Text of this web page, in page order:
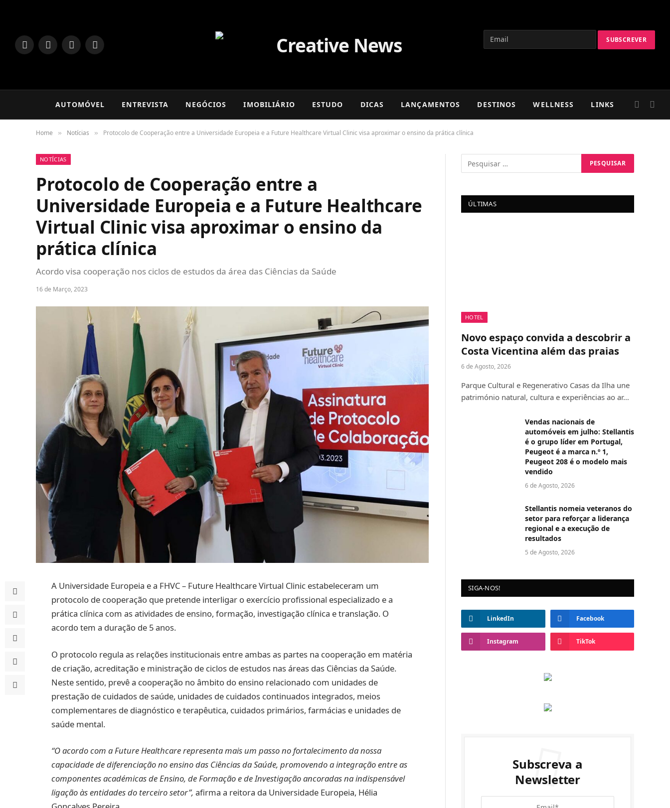
LinkedInFacebookInstagram
TikTok
AUTOMÓVEL ENTREVISTA NEGÓCIOS IMOBILIÁRIO ESTUDO DICAS LANÇAMENTOS DESTINOS WELLNESS LINKS
Home » Notícias » Protocolo de Cooperação entre a Universidade Europeia e a Future Healthcare Virtual Clinic visa aproximar o ensino da prática clínica
NOTÍCIAS
Protocolo de Cooperação entre a
Universidade Europeia e a Future Healthcare
Virtual Clinic visa aproximar o ensino da
prática clínica
Acordo visa cooperação nos ciclos de estudos da área das Ciências da Saúde
16 de Março, 2023
A Universidade Europeia e a FHVC – Future Healthcare Virtual Clinic estabeleceram um
protocolo de cooperação que pretende interligar o exercício profissional especializado e a
prática clínica com as atividades de ensino, formação, investigação clínica e translação. O
acordo tem a duração de 5 anos.
O protocolo regula as relações institucionais entre ambas as partes na cooperação em matéria
de criação, acreditação e ministração de ciclos de estudos nas áreas das Ciências da Saúde.
Neste sentido, prevê a cooperação no âmbito do ensino relacionado com unidades de
prestação de cuidados de saúde, unidades de cuidados continuados integrados, meios
complementares de diagnóstico e terapêutica, cuidados primários, farmácias e unidades de
saúde mental.
“O acordo com a Future Healthcare representa mais um passo no fortalecimento da nossa
capacidade de diferenciação no ensino das Ciências da Saúde, promovendo a integração entre as
componentes académicas de Ensino, de Formação e de Investigação ancoradas na indispensável
ligação às entidades do terceiro setor”, afirma a reitora da Universidade Europeia, Hélia
ÚLTIMAS
HOTEL
Novo espaço convida a descobrir a
Costa Vicentina além das praias
6 de Agosto, 2026
Parque Cultural e Regenerativo Casas da Ilha une
património natural, cultura e experiências ao ar…
Vendas nacionais de
automóveis em julho: Stellantis
é o grupo líder em Portugal,
Peugeot é a marca n.º 1,
Peugeot 208 é o modelo mais
vendido
6 de Agosto, 2026
Stellantis nomeia veteranos do
setor para reforçar a liderança
regional e a execução de
resultados
5 de Agosto, 2026
SIGA-NOS!
LinkedIn Facebook
Instagram TikTok
Subscreva a
Newsletter